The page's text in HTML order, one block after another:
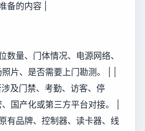
备的内容 |
数量、门体情况、电源网络、
片、是否需要上门勘测。 | |
及门禁、考勤、访客、停
国产化或第三方平台对接。 |
有品牌、控制器、读卡器、线